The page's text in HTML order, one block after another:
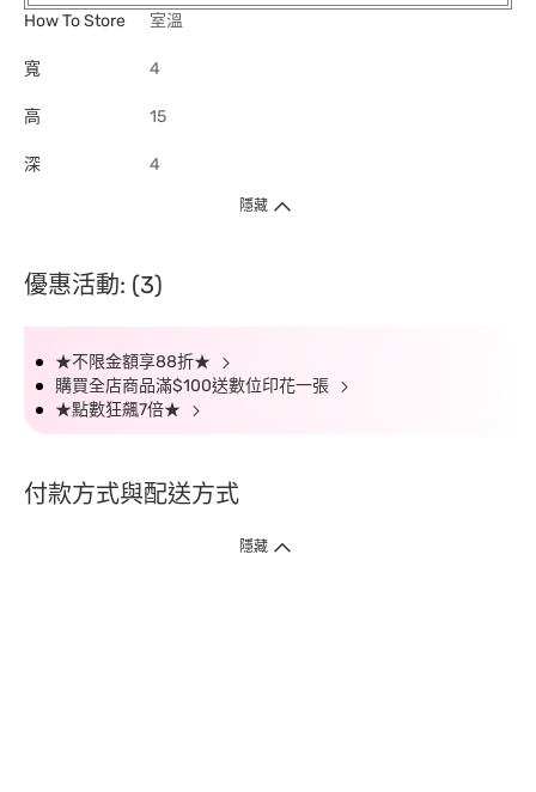
How To Store
室溫
寬 4
高 15
深 4
隱藏
優惠活動: (3)
★不限金額享88折★
購買全店商品滿$100送數位印花一張
★點數狂飆7倍★
付款方式與配送方式
隱藏